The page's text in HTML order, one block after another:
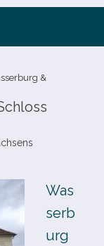
&
Was
serb
urg